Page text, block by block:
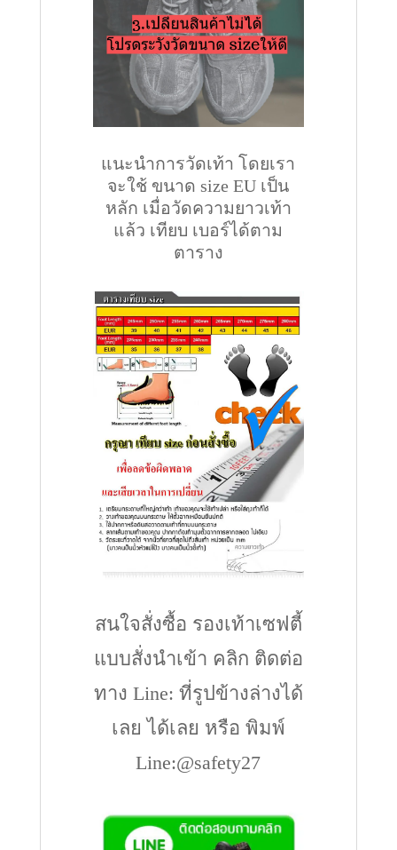
แนะนำการวัดเท้า โดยเรา
จะใช้ ขนาด size EU เป็น
หลัก เมื่อวัดความยาวเท้า
แล้ว เทียบ เบอร์ได้ตาม
ตาราง
สนใจสั่งซื้อ รองเท้าเซฟตี้
แบบสั่งนำเข้า คลิก ติดต่อ
ทาง Line: ที่รูปข้างล่างได้
เลย ได้เลย หรือ พิมพ์
Line:@safety27